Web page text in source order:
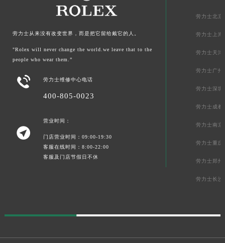
劳力士从来没有改变世界，而是把它留给戴它的人。
"Rolex will never change the world.we leave that to the
people who wear them.”
 劳力士维修中心电话
400-805-0023

营业时间：
门店营业时间：09:00-19:30
客服在线时间：8:00-22:00
客服及门店节假日不休
劳力士北京
劳力士上海
劳力士天津
劳力士广州
劳力士深圳
劳力士成都
劳力士南京
劳力士重庆
劳力士郑州
劳力士长沙